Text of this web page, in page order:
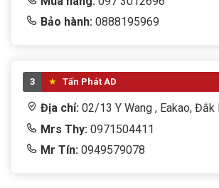
Bảo hành: 0888195969
3 Tấn Phát AD
Địa chỉ: 02/13 Y Wang , Eakao, Đắk
Mrs Thy: 0971504411
Mr Tín: 0949579078